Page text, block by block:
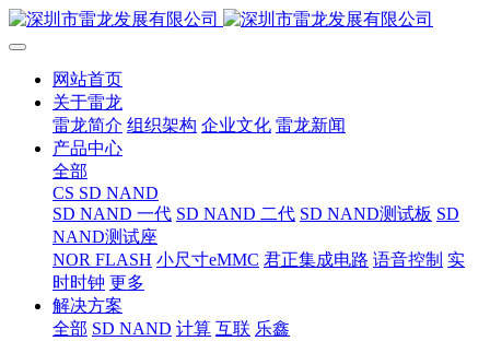
网站首页
关于雷龙
雷龙简介 组织架构 企业文化 雷龙新闻
产品中心
全部
CS SD NAND
SD NAND 一代 SD NAND 二代 SD NAND测试板 SD
NAND测试座
NOR FLASH 小尺寸eMMC 君正集成电路 语音控制 实
时时钟 更多
解决方案
全部 SD NAND 计算 互联 乐鑫